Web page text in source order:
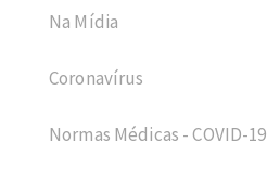
Na Mídia
Coronavírus
Normas Médicas - COVID-19